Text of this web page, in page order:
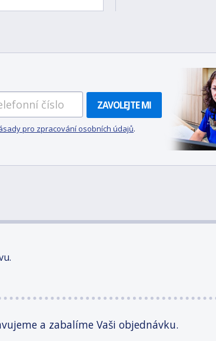
ZAVOLEJTE MI
pro zpracování osobních údajů.
a zabalíme Vaši objednávku.